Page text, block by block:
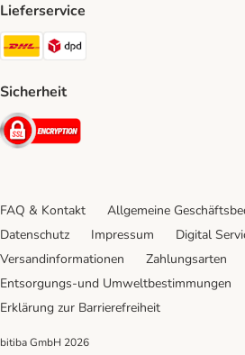
Lieferservice
DHL Shipping Method
Sicherheit
Security
FAQ & Kontakt
Allgemeine
Datenschutz
Impressum
Digital
Versandinformationen
Zahlungsarten
Entsorgungs-und Umweltbestimmungen
Erklärung zur Barrierefreiheit
bitiba GmbH 2026